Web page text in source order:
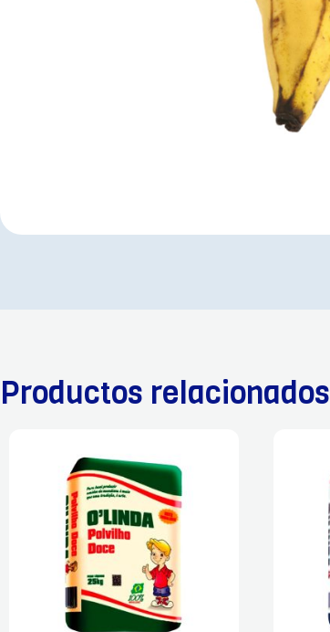
Productos relacionados